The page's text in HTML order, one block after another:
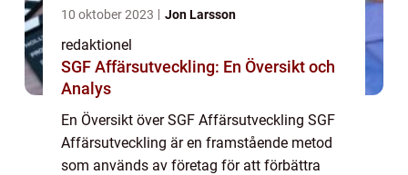
10 oktober 2023 Jon Larsson
redaktionel
SGF Affärsutveckling: En Översikt och
Analys
En Översikt över SGF Affärsutveckling SGF
Affärsutveckling är en framstående metod
som används av företag för att förbättra